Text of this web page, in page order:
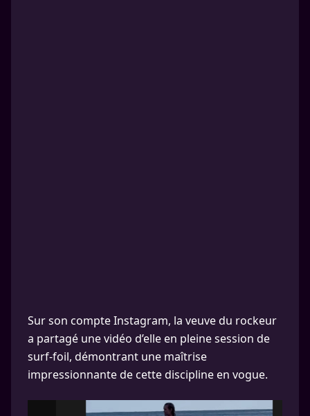
Sur son compte Instagram, la veuve du rockeur
a partagé une vidéo d’elle en pleine session de
surf-foil, démontrant une maîtrise
impressionnante de cette discipline en vogue.